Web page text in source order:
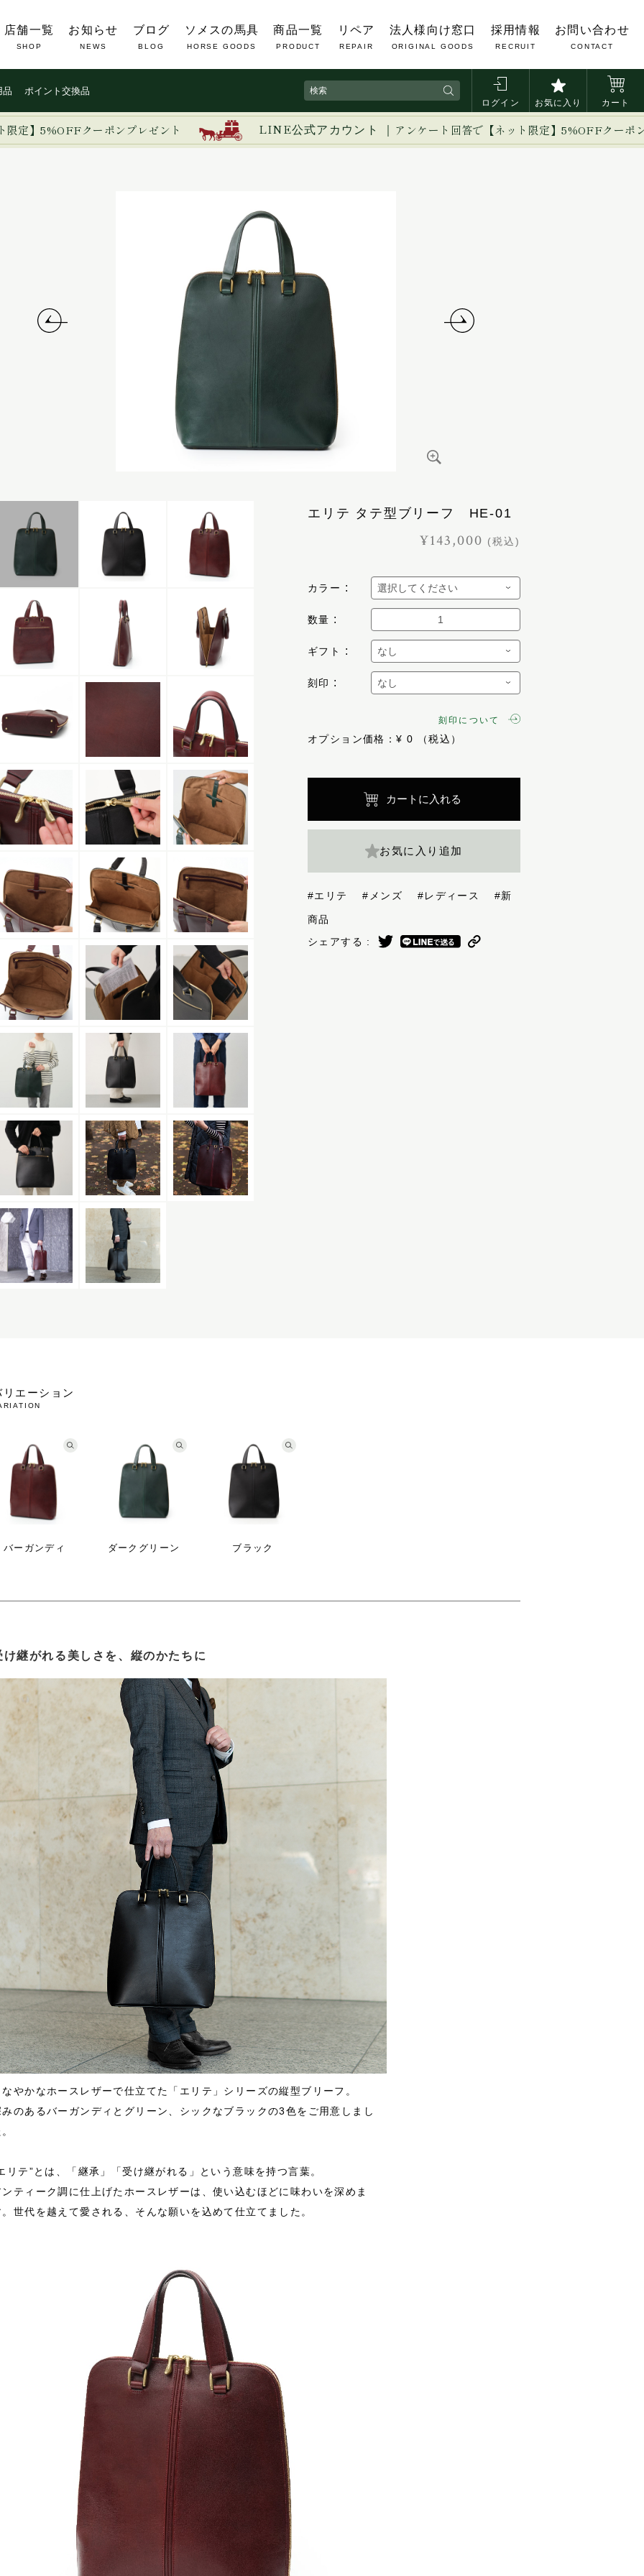
品 ポイント交換品
ログイン お気に入り カート
店舗一覧
SHOP
お知らせ
NEWS
ブログ
BLOG
ソメスの馬具
HORSE GOODS
商品一覧
PRODUCT
リペア
REPAIR
法人様向け窓口
ORIGINAL GOODS
採用情報
RECRUIT
お問い合わせ
CONTACT
限定】5%OFFクーポンプレゼント LINE公式アカウント ｜ アンケート回答で【ネット限定】5%OFFクーポ
エリテ タテ型ブリーフ HE-01
¥143,000 (税込)
カラー
数量
ギフト
刻印
刻印について
オプション価格：¥ 0
カートに入れる
お気に入り追加
#エリテ #メンズ #レディース #新
商品
シェアする :
リエーション
バーガンディ ダークグリーン ブラック
け継がれる美しさを、縦のかたちに
なやかなホースレザーで仕立てた「エリテ」シリーズの縦型ブリーフ。
みのあるバーガンディとグリーン、シックなブラックの3色をご用意しまし
リテ”とは、「継承」「受け継がれる」という意味を持つ言葉。
ンティーク調に仕上げたホースレザーは、使い込むほどに味わいを深めま
。世代を越えて愛される、そんな願いを込めて仕立てました。